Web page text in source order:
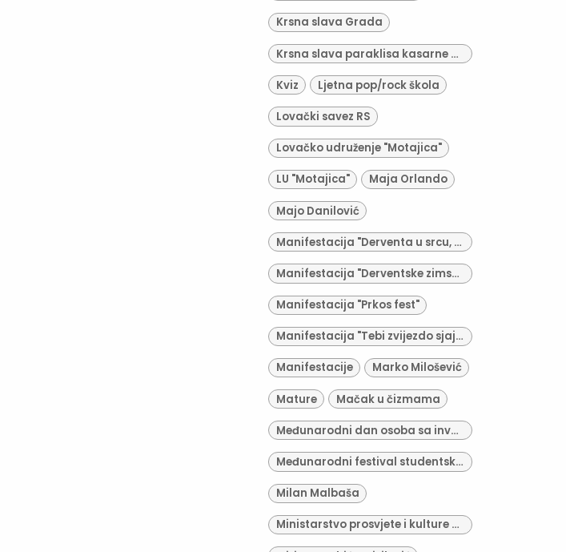
Krsna slava Grada
Krsna slava paraklisa kasarne Zdravko Čelar
Kviz Ljetna pop/rock škola
Lovački savez RS
Lovačko udruženje "Motajica"
LU "Motajica" Maja Orlando
Majo Danilović
Manifestacija "Derventa u srcu, srce u Derventi"
Manifestacija "Derventske zimske večeri"
Manifestacija "Prkos fest"
Manifestacija "Tebi zvijezdo sjajna"
Manifestacije Marko Milošević
Mature Mačak u čizmama
Međunarodni dan osoba sa invaliditetom
Međunarodni festival studentskih pozorišta "Kestenburg"
Milan Malbaša
Ministarstvo prosvjete i kulture RS